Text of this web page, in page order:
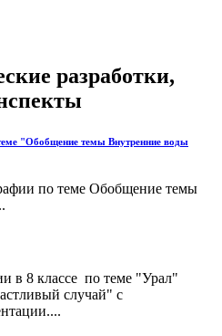
разработки,
"Обобщение темы Внутренние воды
по теме Обобщение темы
в 8 классе по теме "Урал"
случай" с